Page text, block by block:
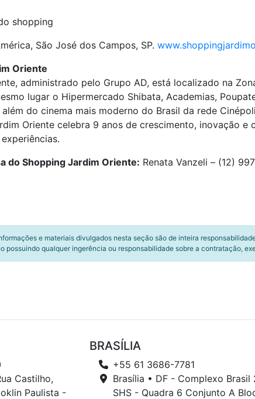
shopping
São José dos Campos, SP.
Oriente
administrado pelo Grupo AD, está localizado na
lugar o Hipermercado Shibata, Academias,
além do cinema mais moderno do Brasil da rede
Oriente celebra 9 anos de crescimento, inovação
do Shopping Jardim Oriente: Renata Vanzeli – (12)
e materiais divulgados nesta seção são de inteira
possuindo qualquer ingerência ou responsabilidade sobre a contratação,
Castilho,
Paulista -
BRASÍLIA
+55 61 3686-7781
Brasília • DF - Complexo Brasil
SHS - Quadra 6 Conjunto A